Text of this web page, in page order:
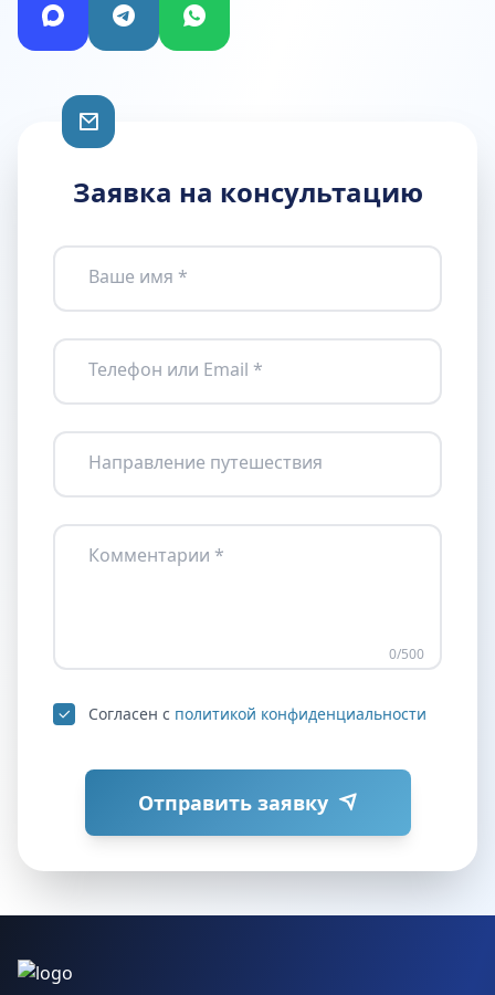
Заявка на консультацию
Ваше имя *
Телефон или Email *
Направление путешествия
Комментарии *
0/500
Согласен с политикой конфиденциальности
Отправить заявку